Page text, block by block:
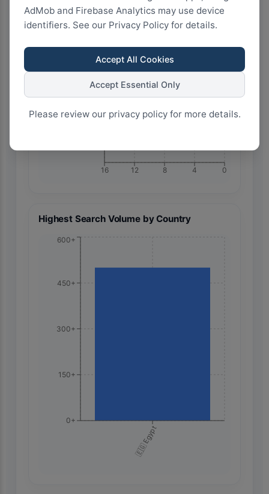
AdMob and Firebase Analytics may use device
identifiers. See our Privacy Policy for details.
Accept All Cookies
Accept Essential Only
Please review our privacy policy for more details.
0
4
8
12
16
🇪🇬 Egypt
Highest Search Volume by Country
🇪🇬 Egypt
0+
150+
300+
450+
600+